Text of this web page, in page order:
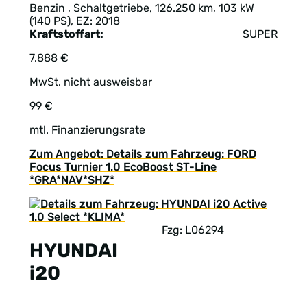
Benzin , Schaltgetriebe, 126.250 km, 103 kW
(140 PS), EZ: 2018
Kraftstoffart:
SUPER
7.888 €
MwSt. nicht ausweisbar
99 €
mtl. Finanzierungsrate
Zum Angebot: Details zum Fahrzeug: FORD
Focus Turnier 1.0 EcoBoost ST-Line
*GRA*NAV*SHZ*
HYUNDAI
i20
Fzg: L06294